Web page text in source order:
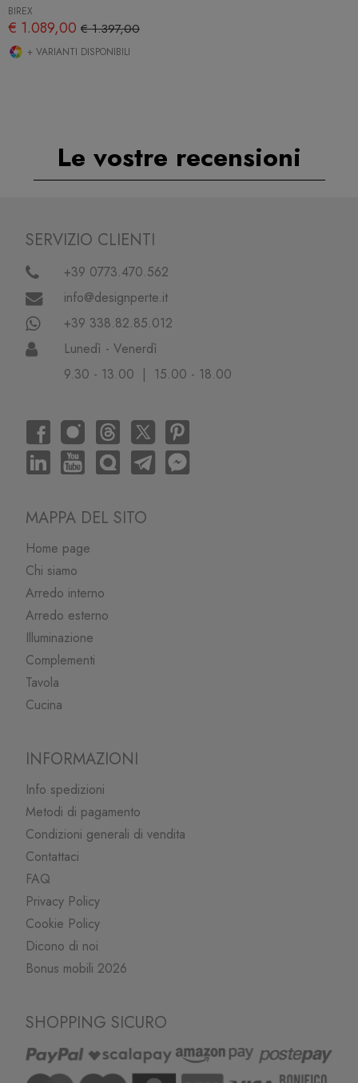
BIREX
€ 1.089,00 € 1.397,00
+ VARIANTI DISPONIBILI
Le vostre recensioni
SERVIZIO CLIENTI
+39 0773.470.562
info@designperte.it
+39 338.82.85.012
Lunedì - Venerdì
9.30 - 13.00 | 15.00 - 18.00
MAPPA DEL SITO
Home page
Chi siamo
Arredo interno
Arredo esterno
Illuminazione
Complementi
Tavola
Cucina
INFORMAZIONI
Info spedizioni
Metodi di pagamento
Condizioni generali di vendita
Contattaci
FAQ
Privacy Policy
Cookie Policy
Dicono di noi
Bonus mobili 2026
SHOPPING SICURO